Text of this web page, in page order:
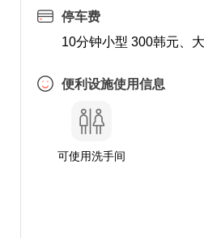
停车费
10分钟小型 300韩元、
便利设施使用信息
可使用洗手间